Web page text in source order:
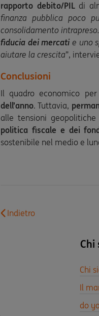
rapporto debito/PILdi
finanza pubblica poco
consolidamento
fiducia dei mercatie uno
aiutare la crescita”,
Conclusioni
Il quadro economico
dell’anno. Tuttavia,
alle tensioni geopolitiche
politica fiscale e dei
sostenibile nel medio e
Indietro
Chi
Chi
Il
do